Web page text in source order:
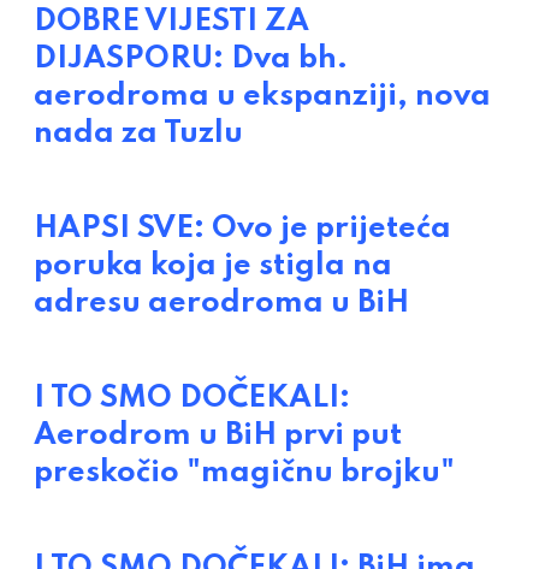
DOBRE VIJESTI ZA
DIJASPORU: Dva bh.
aerodroma u ekspanziji, nova
nada za Tuzlu
HAPSI SVE: Ovo je prijeteća
poruka koja je stigla na
adresu aerodroma u BiH
I TO SMO DOČEKALI:
Aerodrom u BiH prvi put
preskočio "magičnu brojku"